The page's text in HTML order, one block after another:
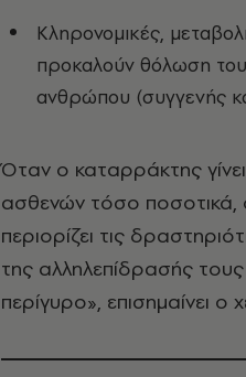
Κληρονομικές,
προκαλούν θόλωση
ανθρώπου (συγγενής
Όταν ο καταρράκτης
ασθενών τόσο ποσοτικά,
περιορίζει τις
της αλληλεπίδρασής
περίγυρο», επισημαίνει